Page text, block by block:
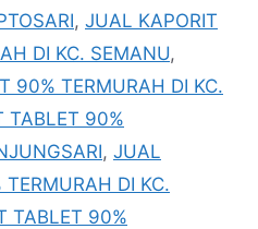
, JUAL KAPORIT
DI KC. SEMANU,
90% TERMURAH DI KC.
TABLET 90%
, JUAL
DI KC.
TABLET 90%